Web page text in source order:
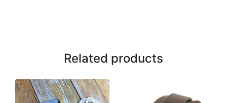
Related products